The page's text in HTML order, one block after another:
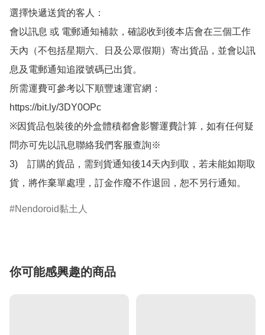
選擇快遞送貨的客人：
會以訊息 或 電郵通知補款，確認收到後本店會在三個工作
天內（不包括星期六、日及公眾假期）寄出貨品，並會以訊
息及電郵通知追蹤號碼已出貨。
所需運費可參考以下順豐速運官網：
https://bit.ly/3DY0OPc
※因貨品包裝後的外盒體積都會影響運費計算，如有任何疑
問亦可先以訊息聯絡我們客服查詢※
3)　訂購的貨品，需到貨通知後14天內到取，若未能如期取
貨，將作棄單處理，訂金作廢不作退回，恕不另行通知。
Nendoroid黏土人
你可能感興趣的商品